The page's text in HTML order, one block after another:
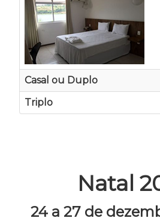
Casal ou Duplo
Triplo
Natal
24 a 27 de